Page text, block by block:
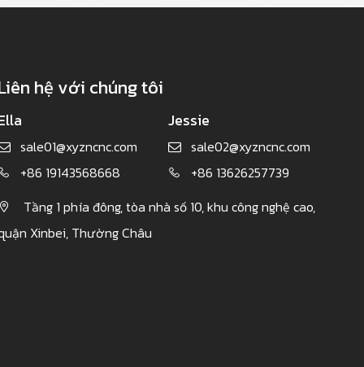
hệ với chúng tôi
sale01@xyzncnc.com
+86 19143568668
Jessie
sale02@xyzncnc.com
 +86 13626257739

Tầng 1 phía đông, tòa nhà số 10, khu công nghệ cao,
Xinbei, Thường Châu